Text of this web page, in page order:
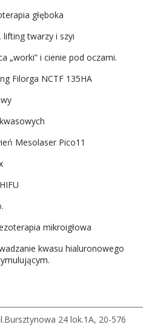
głęboka
lifting twarzy i szyi
„worki” i cienie pod oczami.
Filorga NCTF 135HA
Mesolaser Pico11
mikroigłowa
kwasu hialuronowego
24 lok.1A, 20-576